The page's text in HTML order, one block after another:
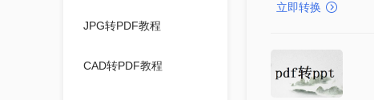
JPG转PDF教程
CAD转PDF教程
立即转换